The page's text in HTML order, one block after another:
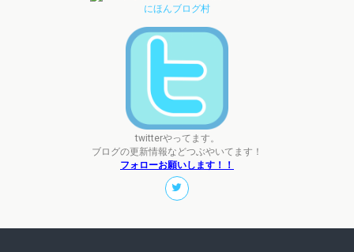
にほんブログ村
twitterやってます。
ブログの更新情報などつぶやいてます！
フォローお願いします！！